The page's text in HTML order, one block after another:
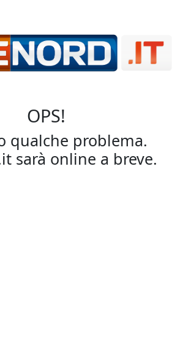
OPS!
qualche problema.
sarà online a breve.